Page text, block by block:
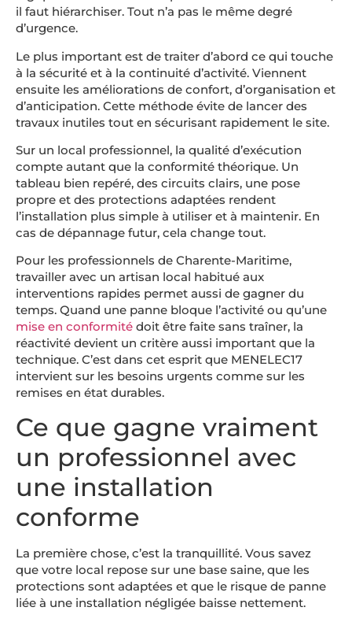
il faut hiérarchiser. Tout n’a pas le même degré
d’urgence.
Le plus important est de traiter d’abord ce qui touche
à la sécurité et à la continuité d’activité. Viennent
ensuite les améliorations de confort, d’organisation et
d’anticipation. Cette méthode évite de lancer des
travaux inutiles tout en sécurisant rapidement le site.
Sur un local professionnel, la qualité d’exécution
compte autant que la conformité théorique. Un
tableau bien repéré, des circuits clairs, une pose
propre et des protections adaptées rendent
l’installation plus simple à utiliser et à maintenir. En
cas de dépannage futur, cela change tout.
Pour les professionnels de Charente-Maritime,
travailler avec un artisan local habitué aux
interventions rapides permet aussi de gagner du
temps. Quand une panne bloque l’activité ou qu’une
mise en conformité doit être faite sans traîner, la
réactivité devient un critère aussi important que la
technique. C’est dans cet esprit que MENELEC17
intervient sur les besoins urgents comme sur les
remises en état durables.
Ce que gagne vraiment
un professionnel avec
une installation
conforme
La première chose, c’est la tranquillité. Vous savez
que votre local repose sur une base saine, que les
protections sont adaptées et que le risque de panne
liée à une installation négligée baisse nettement.